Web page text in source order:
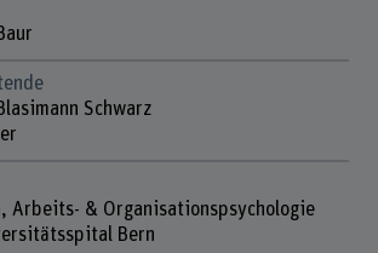
Schwarz
Arbeits- & Organisationspsychologie
Bern